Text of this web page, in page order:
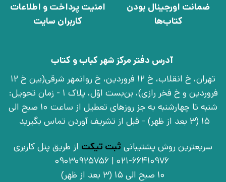
ضمانت اورجینال بودن
کتاب‌ها
امنیت پرداخت و اطلاعات
کاربران سایت
آدرس دفتر مرکز شهر کباب و کتاب
تهران، خ انقلاب، خ 12 فروردین، خ روانمهر شرقی(بین خ 12
فروردین و خ فخر رازی)، بن‌بست اوّل، پلاک 1 - زمان تحویل:
شنبه تا چهارشنبه به جز روزهای تعطیل از ساعت 10 صبح الی
15 (3 بعد از ظهر) - قبل از تشریف آوردن تماس بگیرید
سریعترین روش پشتیبانی ثبت تیکت از طریق پنل کاربری
021-66410976 | 09030925756
10 صبح الی 15 (3 بعد از ظهر)